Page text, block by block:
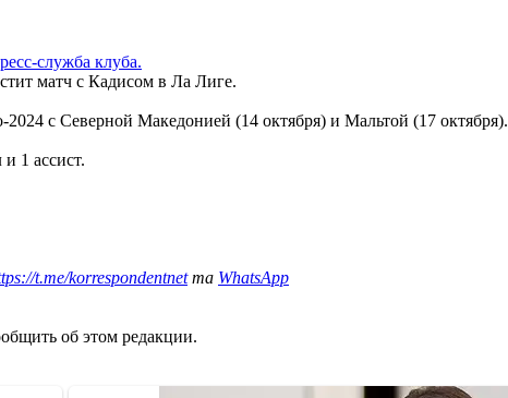
служба клуба.
матч с Кадисом в Ла Лиге.
с Северной Македонией (14 октября) и Мальтой (17 октября).
1 ассист.
t.me/korrespondentnetта WhatsApp
об этом редакции.